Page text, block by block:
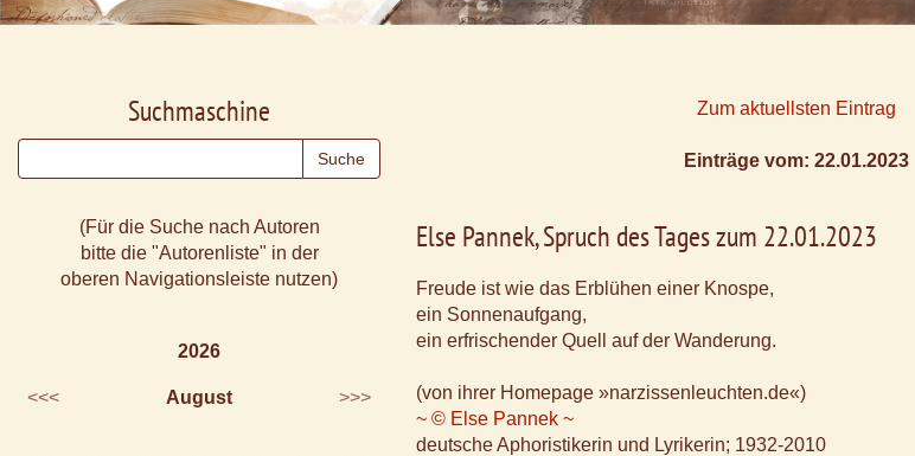
Zum aktuellsten Eintrag
Einträge vom: 22.01.2023
Else Pannek, Spruch des Tages zum 22.01.2023
Freude ist wie das Erblühen einer Knospe,
ein Sonnenaufgang,
ein erfrischender Quell auf der Wanderung.
(von ihrer Homepage »narzissenleuchten.de«)
~ © Else Pannek ~
deutsche Aphoristikerin und Lyrikerin; 1932-2010
Suchmaschine
(Für die Suche nach Autoren
bitte die "Autorenliste" in der
oberen Navigationsleiste nutzen)
2026
<<< August >>>